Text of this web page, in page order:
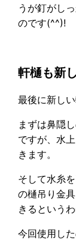
うが釘がし
のです(^^)!
軒樋も新
最後に新し
まずは鼻隠
ですが、水
きます。
そして水糸
の樋吊り金
きるというわ
今回使用し